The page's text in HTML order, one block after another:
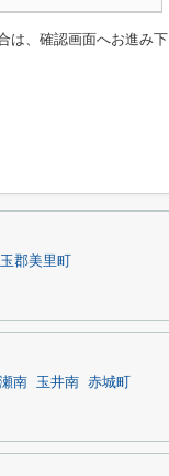
は、確認画面へお進み下
郡美里町
瀬南 玉井南 赤城町